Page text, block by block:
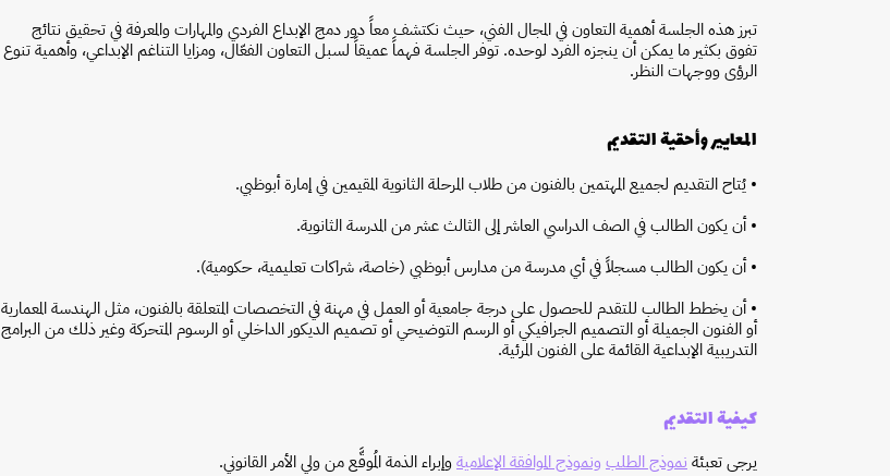
تبرز هذه الجلسة أهمية التعاون في المجال الفني، حيث نكتشف معاً دور دمج الإبداع الفردي والمهارات والمعرفة في تحقيق نتائج
تفوق بكثير ما يمكن أن ينجزه الفرد لوحده. توفر الجلسة فهماً عميقاً لسبل التعاون الفعّال، ومزايا التناغم الإبداعي، وأهمية تنوع
الرؤى ووجهات النظر.
المعايير وأحقية التقديم
• يُتاح التقديم لجميع المهتمين بالفنون من طلاب المرحلة الثانوية المقيمين في إمارة أبوظبي.
• أن يكون الطالب في الصف الدراسي العاشر إلى الثالث عشر من المدرسة الثانوية.
• أن يكون الطالب مسجلاً في أي مدرسة من مدارس أبوظبي (خاصة، شراكات تعليمية، حكومية).
• أن يخطط الطالب للتقدم للحصول على درجة جامعية أو العمل في مهنة في التخصصات المتعلقة بالفنون، مثل الهندسة المعمارية
أو الفنون الجميلة أو التصميم الجرافيكي أو الرسم التوضيحي أو تصميم الديكور الداخلي أو الرسوم المتحركة وغير ذلك من البرامج
التدريبية الإبداعية القائمة على الفنون المرئية.
كيفية التقديم
يرجى تعبئة نموذج الطلب ونموذج الموافقة الإعلاميةوإبراء الذمة المُوقَّع من ولي الأمر القانوني.